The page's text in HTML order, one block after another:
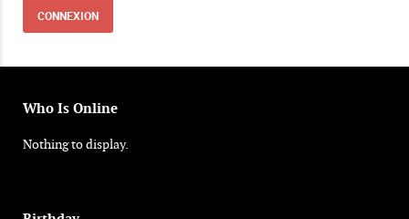
Who Is Online
Nothing to display.